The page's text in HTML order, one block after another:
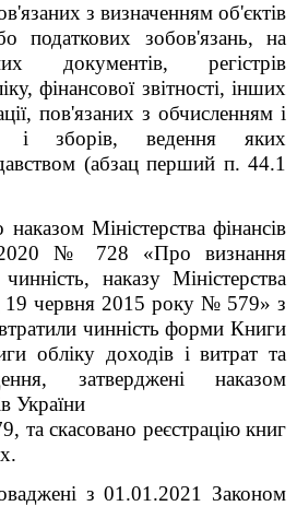
з визначенням об'єктів
податкових зобов'язань, на
документів, регістрів
фінансової звітності, інших
пов'язаних з обчисленням і
і зборів, ведення яких
(абзац перший п. 44.1
Міністерства фінансів
№ 728 «Про визнання
наказу Міністерства
19 червня 2015 року № 579» з
чинність форми Книги
обліку доходів і витрат та
затверджені наказом
України
та скасовано реєстрацію книг
з 01.01.2021 Законом